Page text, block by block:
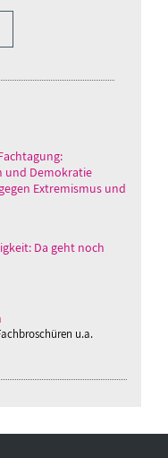
und Demokratie
Extremismus und
Da geht noch
u.a.